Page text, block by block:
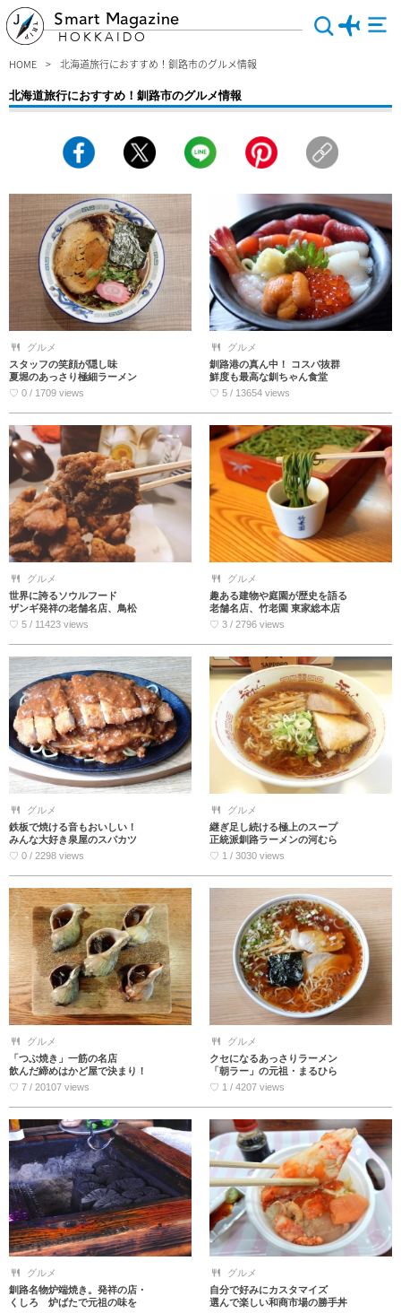
Smart Magazine
HOKKAIDO
HOME 北海道旅行におすすめ！釧路市のグルメ情報
北海道旅行におすすめ！釧路市のグルメ情報
で「美味しくない」は言いたくない！ということで、出発する前にしっかりココで
予習しましょう♪カップルや女子旅にもピッタリな“釧路へ来たなら絶対行くべきレ
グルメ
スタッフの笑顔が隠し味
夏堀のあっさり極細ラーメン
♡ 0 / 1709 views
グルメ
釧路港の真ん中！ コスパ抜群
鮮度も最高な釧ちゃん食堂
♡ 5 / 13654 views
グルメ
世界に誇るソウルフード
ザンギ発祥の老舗名店、鳥松
♡ 5 / 11423 views
グルメ
趣ある建物や庭園が歴史を語る
老舗名店、竹老園 東家総本店
♡ 3 / 2796 views
グルメ
鉄板で焼ける音もおいしい！
みんな大好き泉屋のスパカツ
♡ 0 / 2298 views
グルメ
継ぎ足し続ける極上のスープ
正統派釧路ラーメンの河むら
♡ 1 / 3030 views
グルメ
「つぶ焼き」一筋の名店
飲んだ締めはかど屋で決まり！
♡ 7 / 20107 views
グルメ
クセになるあっさりラーメン
「朝ラー」の元祖・まるひら
♡ 1 / 4207 views
グルメ
釧路名物炉端焼き。発祥の店・
くしろ 炉ばたで元祖の味を
グルメ
自分で好みにカスタマイズ
選んで楽しい和商市場の勝手丼